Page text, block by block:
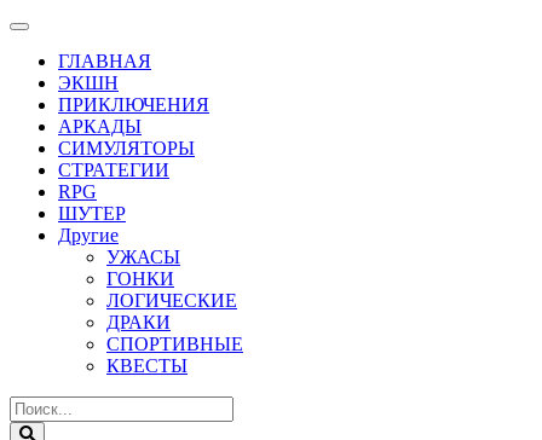
ГЛАВНАЯ
ЭКШН
ПРИКЛЮЧЕНИЯ
АРКАДЫ
СИМУЛЯТОРЫ
СТРАТЕГИИ
RPG
ШУТЕР
Другие
УЖАСЫ
ГОНКИ
ЛОГИЧЕСКИЕ
ДРАКИ
СПОРТИВНЫЕ
КВЕСТЫ